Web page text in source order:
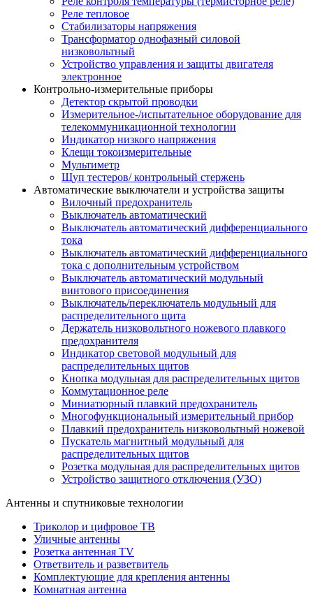
Реле тепловое
Стабилизаторы напряжения
Трансформатор однофазный силовой
низковольтный
Устройство управления и защиты двигателя
электронное
Контрольно-измерительные приборы
Детектор скрытой проводки
Измерительное-/испытательное оборудование для
телекоммуникационной технологии
Индикатор низкого напряжения
Клещи токоизмерительные
Мультиметр
Щуп тестеров/ контрольный стержень
Автоматические выключатели и устройства защиты
Вилочный предохранитель
Выключатель автоматический
Выключатель автоматический дифференциального
тока
Выключатель автоматический дифференциального
тока с дополнительным устройством
Выключатель автоматический модульный
винтового присоединения
Выключатель/переключатель модульный для
распределительного щита
Держатель низковольтного ножевого плавкого
предохранителя
Индикатор световой модульный для
распределительных щитов
Кнопка модульная для распределительных щитов
Коммутационное реле
Миниатюрный плавкий предохранитель
Многофункциональный измерительный прибор
Плавкий предохранитель низковольтный ножевой
Пускатель магнитный модульный для
распределительных щитов
Розетка модульная для распределительных щитов
Устройство защитного отключения (УЗО)
Антенны и спутниковые технологии
Триколор и цифровое ТВ
Уличные антенны
Розетка антенная TV
Ответвитель и разветвитель
Комплектующие для крепления антенны
Комнатная антенна